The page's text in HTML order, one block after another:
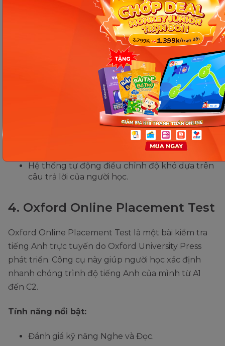
EF SET là bài kiểm tra tiếng Anh miễn phí được phát
triển bởi Education First (EF). Đây là một công cụ
trực tuyến phổ biến để kiểm tra trình độ tiếng Anh,
Hoàn toàn miễn phí và không yêu cầu đăng ký
Đánh giá hai kỹ năng chính là Đọc và Nghe.
Có phần đánh giá tương tác và phân tích kết
Hệ thống tự động điều chỉnh độ khó dựa trên
câu trả lời của người học.
4. Oxford Online Placement Test
Oxford Online Placement Test là một bài kiểm tra
tiếng Anh trực tuyến do Oxford University Press
phát triển. Công cụ này giúp người học xác định
nhanh chóng trình độ tiếng Anh của mình từ A1
đến C2.
Tính năng nổi bật:
Đánh giá kỹ năng Nghe và Đọc.